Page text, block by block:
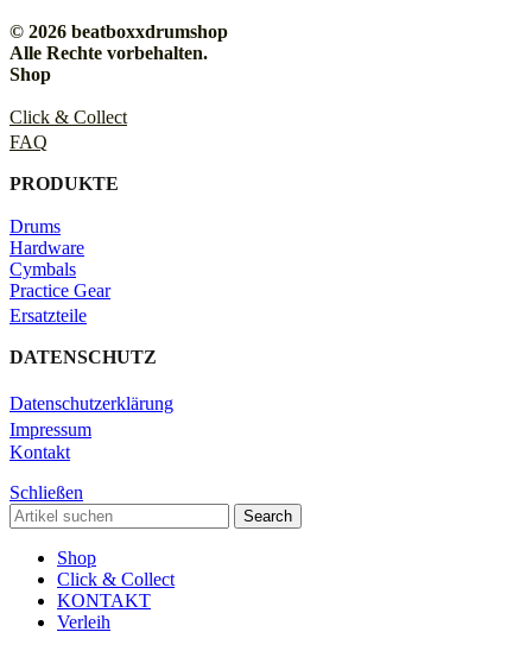
© 2026 beatboxxdrumshop
Alle Rechte vorbehalten.
Shop
Click & Collect
FAQ
PRODUKTE
Drums
Hardware
Cymbals
Practice Gear
Ersatzteile
DATENSCHUTZ
Datenschutzerklärung
Impressum
Kontakt
Schließen
Search
Shop
Click & Collect
KONTAKT
Verleih